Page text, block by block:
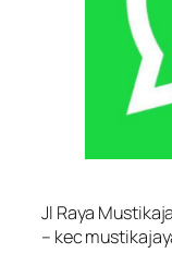
Jl Raya
– kec